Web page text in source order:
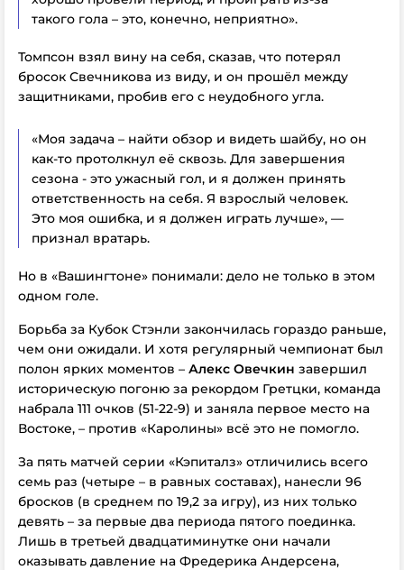
такого гола – это, конечно, неприятно».
Томпсон взял вину на себя, сказав, что потерял
бросок Свечникова из виду, и он прошёл между
защитниками, пробив его с неудобного угла.
«Моя задача – найти обзор и видеть шайбу, но он
как-то протолкнул её сквозь. Для завершения
сезона - это ужасный гол, и я должен принять
ответственность на себя. Я взрослый человек.
Это моя ошибка, и я должен играть лучше», —
признал вратарь.
Но в «Вашингтоне» понимали: дело не только в этом
одном голе.
Борьба за Кубок Стэнли закончилась гораздо раньше,
чем они ожидали. И хотя регулярный чемпионат был
полон ярких моментов – Алекс Овечкин завершил
историческую погоню за рекордом Гретцки, команда
набрала 111 очков (51-22-9) и заняла первое место на
Востоке, – против «Каролины» всё это не помогло.
За пять матчей серии «Кэпиталз» отличились всего
семь раз (четыре – в равных составах), нанесли 96
бросков (в среднем по 19,2 за игру), из них только
девять – за первые два периода пятого поединка.
Лишь в третьей двадцатиминутке они начали
оказывать давление на Фредерика Андерсена,